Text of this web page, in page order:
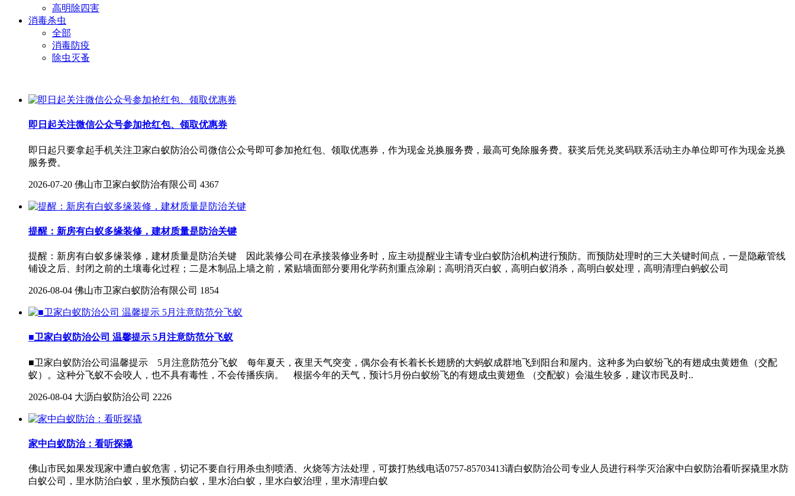
高明除四害
消毒杀虫
全部
消毒防疫
除虫灭蚤
即日起关注微信公众号参加抢红包、领取优惠券
即日起只要拿起手机关注卫家白蚁防治公司微信公众号即可参加抢红包、领取优惠券，作为现金兑换服务费，最高可免除服务费。获奖后凭兑奖码联系活动主办单位即可作为现金兑换
服务费。
2026-07-20 佛山市卫家白蚁防治有限公司 4367
提醒：新房有白蚁多缘装修，建材质量是防治关键
提醒：新房有白蚁多缘装修，建材质量是防治关键 因此装修公司在承接装修业务时，应主动提醒业主请专业白蚁防治机构进行预防。而预防处理时的三大关键时间点，一是隐蔽管线
铺设之后、封闭之前的土壤毒化过程；二是木制品上墙之前，紧贴墙面部分要用化学药剂重点涂刷；高明消灭白蚁，高明白蚁消杀，高明白蚁处理，高明清理白蚂蚁公司
2026-08-04 佛山市卫家白蚁防治有限公司 1854
■卫家白蚁防治公司 温馨提示 5月注意防范分飞蚁
■卫家白蚁防治公司温馨提示 5月注意防范分飞蚁 每年夏天，夜里天气突变，偶尔会有长着长长翅膀的大蚂蚁成群地飞到阳台和屋内。这种多为白蚁纷飞的有翅成虫黄翅鱼（交配
蚁）。这种分飞蚁不会咬人，也不具有毒性，不会传播疾病。 根据今年的天气，预计5月份白蚁纷飞的有翅成虫黄翅鱼 （交配蚁）会滋生较多，建议市民及时..
2026-08-04 大沥白蚁防治公司 2226
家中白蚁防治：看听探撬
佛山市民如果发现家中遭白蚁危害，切记不要自行用杀虫剂喷洒、火烧等方法处理，可拨打热线电话0757-85703413请白蚁防治公司专业人员进行科学灭治家中白蚁防治看听探撬里水防
白蚁公司，里水防治白蚁，里水预防白蚁，里水治白蚁，里水白蚁治理，里水清理白蚁